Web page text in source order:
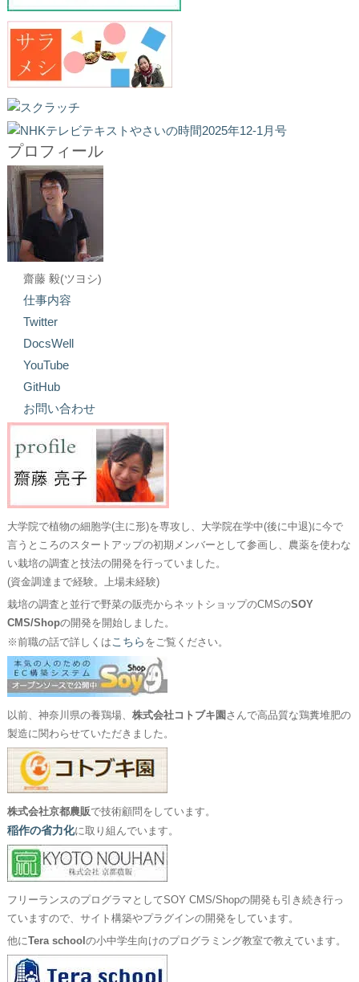
プロフィール
齋藤 毅(ツヨシ)
仕事内容
Twitter
DocsWell
YouTube
GitHub
お問い合わせ
大学院で植物の細胞学(主に形)を専攻し、大学院在学中(後に中退)に今で
言うところのスタートアップの初期メンバーとして参画し、農薬を使わな
い栽培の調査と技法の開発を行っていました。
(資金調達まで経験。上場未経験)
栽培の調査と並行で野菜の販売からネットショップのCMSのSOY
CMS/Shopの開発を開始しました。
※前職の話で詳しくはこちら をご覧ください。
以前、神奈川県の養鶏場、 株式会社コトブキ園 さんで高品質な鶏糞堆肥の
製造に関わらせていただきました。
株式会社京都農販で技術顧問をしています。
稲作の省力化に取り組んでいます。
フリーランスのプログラマとしてSOY CMS/Shopの開発も引き続き行っ
ていますので、サイト構築やプラグインの開発をしています。
他にTera school の小中学生向けのプログラミング教室で教えています。